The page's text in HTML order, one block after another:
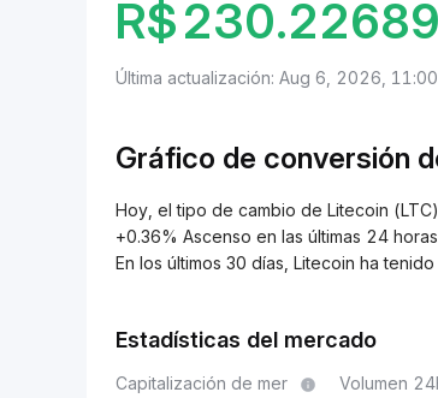
R$
Última actualización: Aug 6, 2026,
Gráfico de conversión
Hoy, el tipo de cambio de Litecoin
+0.36% Ascenso en las últimas 24
En los últimos 30 días, Litecoin ha
Estadísticas del mercado
Capitalización de mer
Volumen